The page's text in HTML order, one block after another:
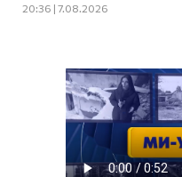
20:36 | 7.08.2026